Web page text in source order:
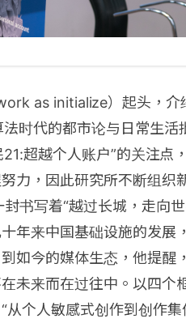
as initialize）起头，介
时代的都市论与日常生活
超越个人账户”的关注点
力，因此研究所不断组织
书写着“越过长城，走向
年来中国基础设施的发展
如今的媒体生态，他提醒
未来而在过往中。以四个
个人敏感式创作到创作集